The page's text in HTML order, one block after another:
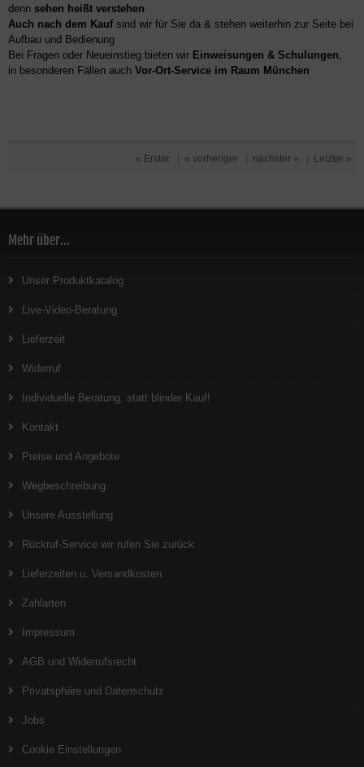
denn sehen heißt verstehen
Auch nach dem Kaufsind wir für Sie da & stehen weiterhin zur Seite bei
Aufbau und Bedienung
Bei Fragen oder Neueinstieg bieten wir Einweisungen & Schulungen,
in besonderen Fällen auch Vor-Ort-Service im Raum München
« Erster « vorheriger nächster » Letzter »
Mehr über...
Unser Produktkatalog
Live-Video-Beratung
Lieferzeit
Widerruf
Individuelle Beratung, statt blinder Kauf!
Kontakt
Preise und Angebote
Wegbeschreibung
Unsere Ausstellung
Rückruf-Service wir rufen Sie zurück
Lieferzeiten u. Versandkosten
Zahlarten
Impressum
AGB und Widerrufsrecht
Privatsphäre und Datenschutz
Jobs
Cookie Einstellungen